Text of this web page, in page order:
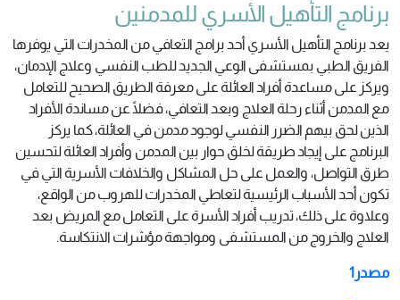
برنامج التأهيل الأسري للمدمنين
يعد برنامج التأهيل الأسري أحد برامج التعافي من المخدرات التي يوفرها
الفريق الطبي بمستشفى الوعي الجديد للطب النفسي وعلاج الإدمان،
ويركز على مساعدة أفراد العائلة على معرفة الطريق الصحيح للتعامل
مع المدمن أثناء رحلة العلاج وبعد التعافي، فضلًا عن مساندة الأفراد
الذين لحق بيهم الضرر النفسي لوجود مدمن في العائلة، كما يركز
البرنامج على إيجاد طريقة لخلق حوار بين المدمن وأفراد العائلة لتحسين
طرق التواصل، والعمل على حل المشاكل والخلافات الأسرية التي في
تكون أحد الأسباب الرئيسية لتعاطي المخدرات للهروب من الواقع،
وعلاوة على ذلك، تدريب أفراد الأسرة على التعامل مع المريض بعد
العلاج والخروج من المستشفى ومواجهة مؤشرات الانتكاسة.
مصدر1